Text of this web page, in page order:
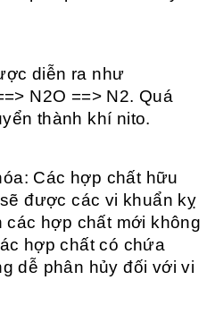
diễn ra như
N2O ==> N2. Quá
thành khí nito.
Các hợp chất hữu
được các vi khuẩn kỵ
các hợp chất mới không
hợp chất có chứa
dễ phân hủy đối với vi